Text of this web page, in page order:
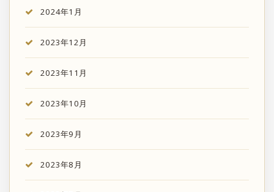
2024年1月
2023年12月
2023年11月
2023年10月
2023年9月
2023年8月